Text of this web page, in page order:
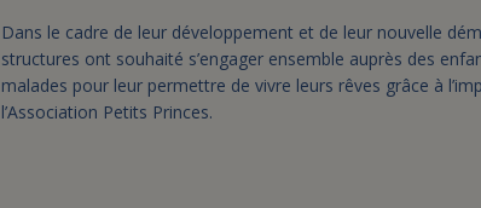
Dans le cadre de leur développement et de leur nouvelle
structures ont souhaité s’engager ensemble auprès des
malades pour leur permettre de vivre leurs rêves grâce à
l’Association Petits Princes.